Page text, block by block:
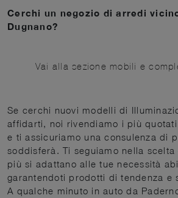
Cerchi un negozio di arredi
Dugnano?
Vai alla sezione mobili e
Se cerchi nuovi modelli di
affidarti, noi rivendiamo i più
e ti assicuriamo una consulenza di
soddisferà. Ti seguiamo nella
più si adattano alle tue necessità
garantendoti prodotti di tendenza e
A qualche minuto in auto da